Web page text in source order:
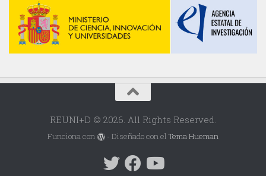
REUNI+D © 2026. All Rights Reserved.
Funciona con - Diseñado con el Tema Hueman